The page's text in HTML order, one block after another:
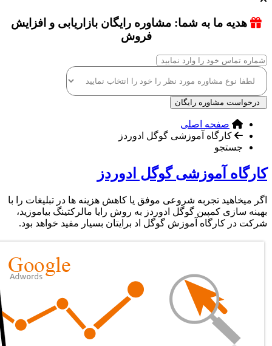
هدیه ما به شما: مشاوره رایگان بازاریابی و افزایش
فروش
درخواست مشاوره رایگان
صفحه اصلی
کارگاه آموزشی گوگل ادوردز
جستجو
کارگاه آموزشی گوگل ادوردز
اگر میخاهید تجربه شروعی موفق یا کاهش هزینه ها در تبلیغات را با
بهینه سازی کمپین گوگل ادوردز به روش رایا مالرکتینگ بیاموزید،
شرکت در کارگاه آموزش گوگل اد برایتان بسیار مفید خواهد بود.